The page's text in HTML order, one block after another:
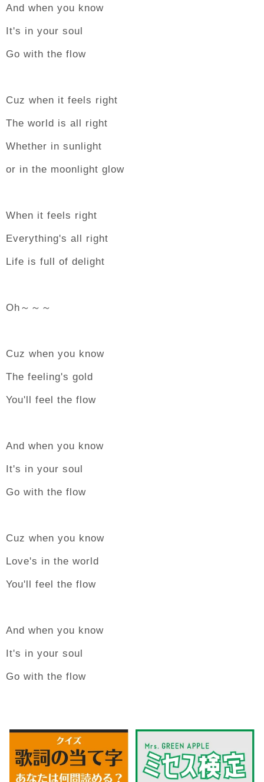
And when you know
It's in your soul
Go with the flow
Cuz when it feels right
The world is all right
Whether in sunlight
or in the moonlight glow
When it feels right
Everything's all right
Life is full of delight
Oh～～～
Cuz when you know
The feeling's gold
You'll feel the flow
And when you know
It's in your soul
Go with the flow
Cuz when you know
Love's in the world
You'll feel the flow
And when you know
It's in your soul
Go with the flow